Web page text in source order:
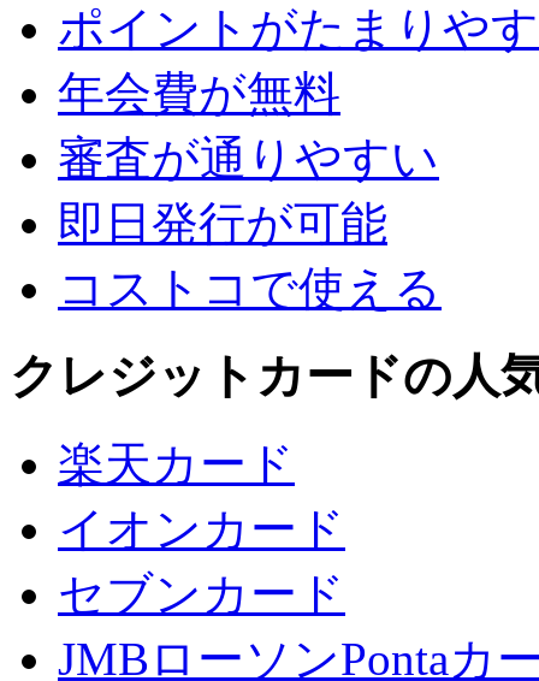
ポイントがたまりや
年会費が無料
審査が通りやすい
即日発行が可能
コストコで使える
クレジットカードの人
楽天カード
イオンカード
セブンカード
JMBローソンPontaカ